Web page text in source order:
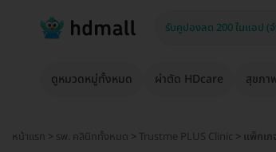
ดูหมวดหมู่ทั้งหมด ผ่าตัด HDcare สุขภา
หน้าแรก > รพ. คลินิกทั้งหมด > Trustme PLUS Clinic > แพ็กเก